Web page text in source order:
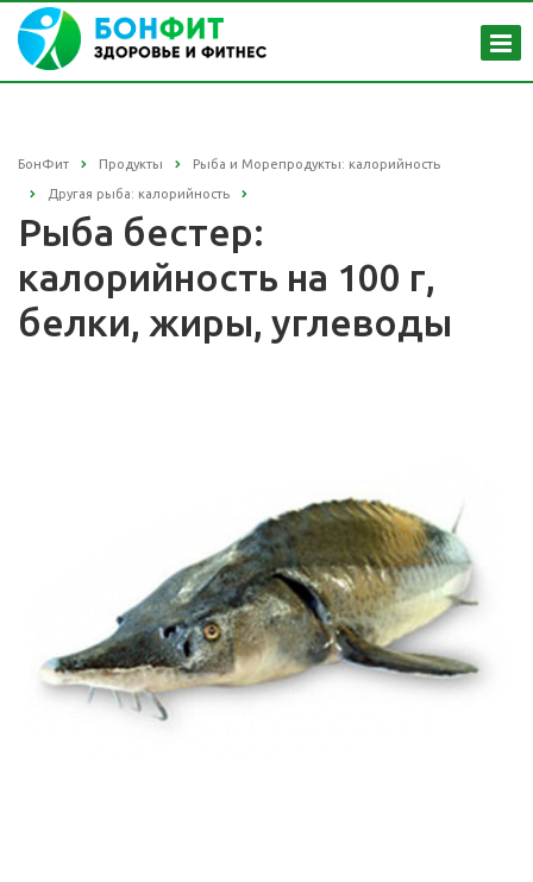
БонФит Продукты Рыба и Морепродукты: калорийность
Другая рыба: калорийность
Рыба бестер:
калорийность на 100 г,
белки, жиры, углеводы